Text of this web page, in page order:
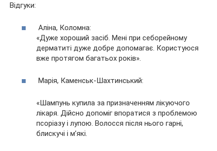
Відгуки:
Аліна, Коломна:
«Дуже хороший засіб. Мені при себорейному
дерматиті дуже добре допомагає. Користуюся
вже протягом багатьох років».
Марія, Каменськ-Шахтинський:
«Шампунь купила за призначенням лікуючого
лікаря. Дійсно допоміг впоратися з проблемою
псоріазу і лупою. Волосся після нього гарні,
блискучі і м’які.